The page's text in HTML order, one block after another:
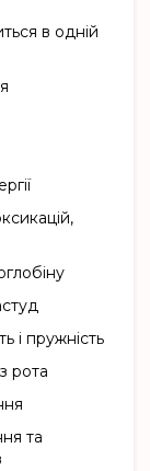
в одній
і пружність
рота
та